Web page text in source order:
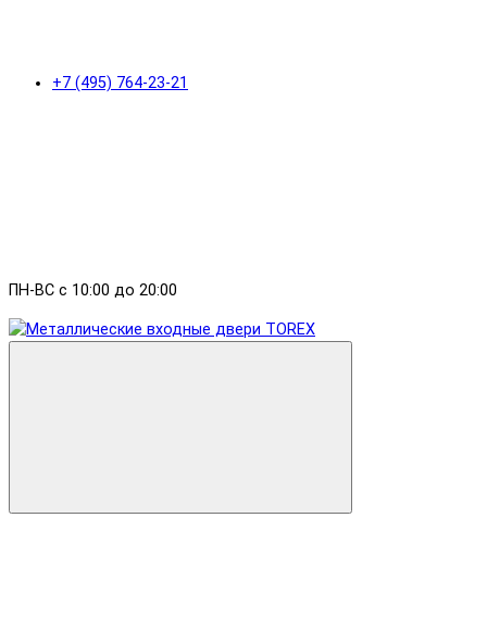
+7 (495) 764-23-21
ПН-ВС с 10:00 до 20:00